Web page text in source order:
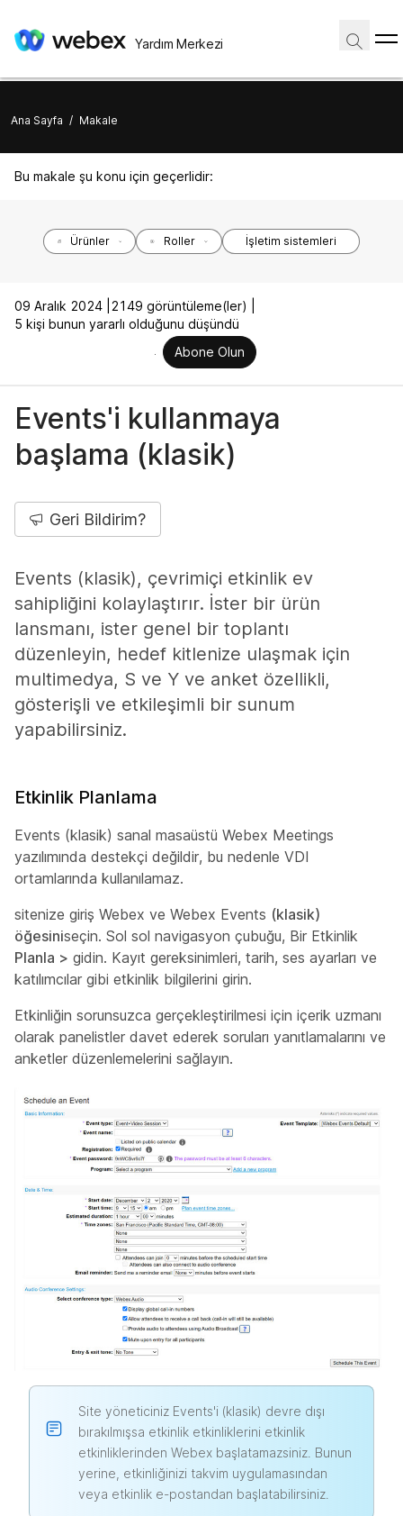
Yardım Merkezi
Ana Sayfa / Makale
Bu makale şu konu için geçerlidir:
Ürünler Roller İşletim sistemleri
09 Aralık 2024 |
2149 görüntüleme(ler) |
5 kişi bunun yararlı olduğunu düşündü
Abone Olun
Events'i kullanmaya
başlama (klasik)
Geri Bildirim?
Events (klasik), çevrimiçi etkinlik ev
sahipliğini kolaylaştırır. İster bir ürün
lansmanı, ister genel bir toplantı
düzenleyin, hedef kitlenize ulaşmak için
multimedya, S ve Y ve anket özellikli,
gösterişli ve etkileşimli bir sunum
yapabilirsiniz.
Etkinlik Planlama
Events (klasik) sanal masaüstü Webex Meetings
yazılımında destekçi değildir, bu nedenle VDI
ortamlarında kullanılamaz.
sitenize giriş Webex ve Webex Events (klasik)
öğesiniseçin. Sol sol navigasyon çubuğu, Bir Etkinlik
Planla > gidin. Kayıt gereksinimleri, tarih, ses ayarları ve
katılımcılar gibi etkinlik bilgilerini girin.
Etkinliğin sorunsuzca gerçekleştirilmesi için içerik uzmanı
olarak panelistler davet ederek soruları yanıtlamalarını ve
anketler düzenlemelerini sağlayın.
Site yöneticiniz Events'i (klasik) devre dışı
bırakılmışsa etkinlik etkinliklerini etkinlik
etkinliklerinden Webex başlatamazsiniz. Bunun
yerine, etkinliğinizi takvim uygulamasından
veya etkinlik e-postandan başlatabilirsiniz.